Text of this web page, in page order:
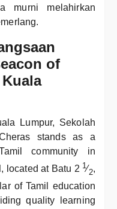
murni melahirkan
of
Lumpur, Sekolah
stands as a
community in
located at Batu 2 1⁄2,
of Tamil education
quality learning